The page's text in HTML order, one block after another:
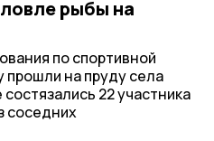
рыбы на
по спортивной
на пруду села
22 участника
соседних